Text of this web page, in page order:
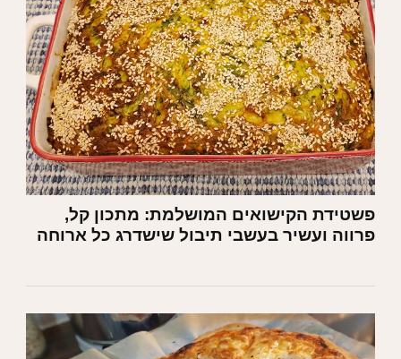
פשטידת הקישואים המושלמת: מתכון קל,
פרווה ועשיר בעשבי תיבול שישדרג כל ארוחה